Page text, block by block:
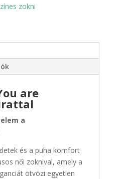
zokni
are
a
és a puha komfort
női zoknival, amely a
ötvözi egyetlen